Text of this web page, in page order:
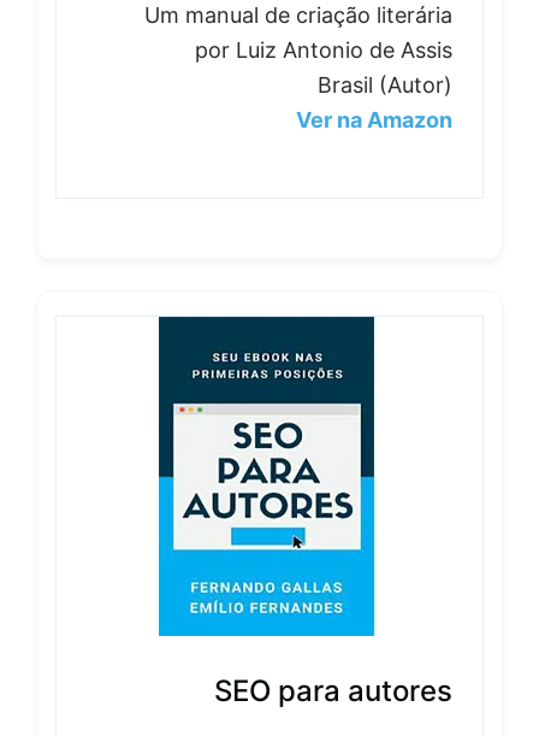
Um manual de criação literária
por Luiz Antonio de Assis
Brasil (Autor)
Ver na Amazon
SEO para autores